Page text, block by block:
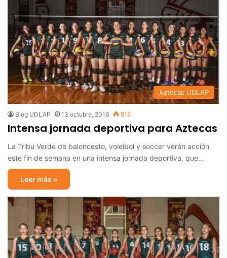
Aztecas UDLAP
Blog UDLAP 13 octubre, 2016 915
Intensa jornada deportiva para Aztecas
La Tribu Verde de baloncesto, voleibol y soccer verán acción
este fin de semana en una intensa jornada deportiva, que…
Leer más »